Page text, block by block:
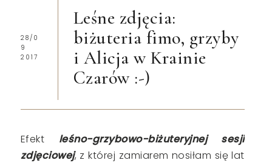
28/0
9
2017
Leśne zdjęcia:
biżuteria fimo, grzyby
i Alicja w Krainie
Czarów :-)
Efekt leśno-grzybowo-biżuteryjnej sesji
zdjęciowej, z której zamiarem nosiłam się lat